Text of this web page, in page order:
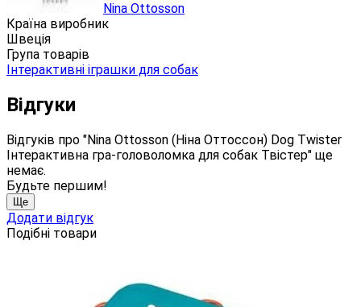
Nina Ottosson
Країна виробник
Швеція
Група товарів
Інтерактивні іграшки для собак
Відгуки
Відгуків про "Nina Ottosson (Ніна Оттоссон) Dog Twister
Інтерактивна гра-головоломка для собак Твістер" ще
немає.
Будьте першим!
Ще
Додати відгук
Подібні товари